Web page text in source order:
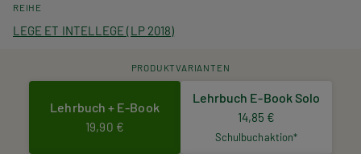
REIHE
LEGE ET INTELLEGE (LP 2018)
PRODUKTVARIANTEN
Lehrbuch + E-Book
19,90 €
Lehrbuch E-Book Solo
14,85 €
Schulbuchaktion*